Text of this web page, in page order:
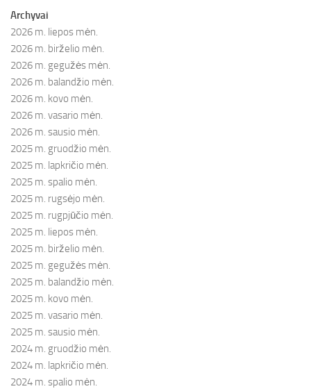
Archyvai
2026 m. liepos mėn.
2026 m. birželio mėn.
2026 m. gegužės mėn.
2026 m. balandžio mėn.
2026 m. kovo mėn.
2026 m. vasario mėn.
2026 m. sausio mėn.
2025 m. gruodžio mėn.
2025 m. lapkričio mėn.
2025 m. spalio mėn.
2025 m. rugsėjo mėn.
2025 m. rugpjūčio mėn.
2025 m. liepos mėn.
2025 m. birželio mėn.
2025 m. gegužės mėn.
2025 m. balandžio mėn.
2025 m. kovo mėn.
2025 m. vasario mėn.
2025 m. sausio mėn.
2024 m. gruodžio mėn.
2024 m. lapkričio mėn.
2024 m. spalio mėn.